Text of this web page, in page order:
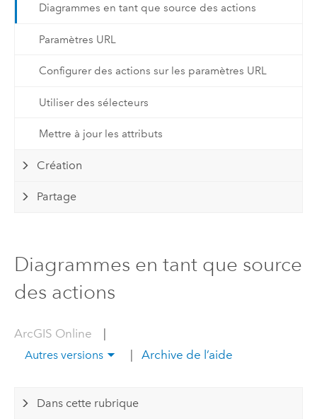
Diagrammes en tant que source des actions
Paramètres URL
Configurer des actions sur les paramètres URL
Utiliser des sélecteurs
Mettre à jour les attributs
Création
Partage
Diagrammes en tant que source
des actions
ArcGIS Online
Autres versions Archive de l’aide
Dans cette rubrique